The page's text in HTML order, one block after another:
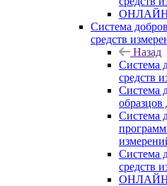
Система
средств
Назад
Система
средств
Система
Система
Система
средств